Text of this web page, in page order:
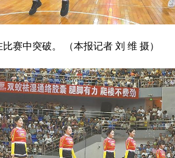
赛中突破。 （本报记者 刘 维 摄）